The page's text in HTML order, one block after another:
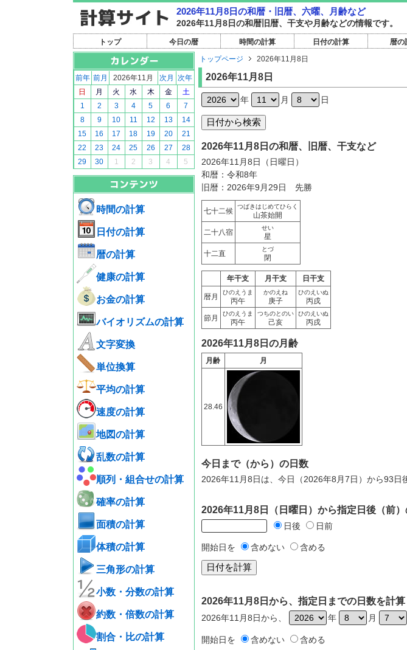
2026年11月8日の和暦・旧暦、六曜、月齢など
2026年11月8日の和暦旧暦、干支や月齢などの情報です。
トップ 今日の暦 時間の計算 日付の計算 暦の
前年 前月 2026年11月 次月
次年
日
月 火 水 木 金
土
1
2 3 4 5 6
7
8
9 10 11 12 13
14
15
16 17 18 19 20
21
22
23 24 25 26 27
28
29
30 1 2 3 4 5
時間の計算
日付の計算
暦の計算
健康の計算
お金の計算
バイオリズムの計算
文字変換
単位換算
平均の計算
速度の計算
地図の計算
乱数の計算
順列・組合せの計算
確率の計算
面積の計算
体積の計算
三角形の計算
小数・分数の計算
約数・倍数の計算
割合・比の計算
トップページ 2026年11月8日
2026年11月8日
年 月 日
2026年11月8日の和暦、旧暦、干支など
2026年11月8日（日曜日）
和暦：令和8年
旧暦：2026年9月29日 先勝
七十二候
つばきはじめてひらく
山茶始開
二十八宿
せい
星
十二直
とづ
閉
年干支 月干支 日干支
暦月
ひのえうま
丙午
かのえね
庚子
ひのえいぬ
丙戌
節月
ひのえうま
丙午
つちのとのい
己亥
ひのえいぬ
丙戌
2026年11月8日の月齢
月齢 月
28.46
今日まで（から）の日数
2026年11月8日は、今日（2026年8月7日）から93日
2026年11月8日（日曜日）から指定日後（前
日後 日前
開始日を 含めない 含める
2026年11月8日から、指定日までの日数を計算
2026年11月8日から、 年 月
開始日を 含めない 含める